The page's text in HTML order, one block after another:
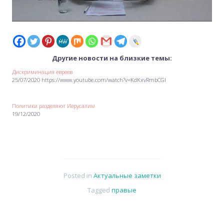
Другие новости на близкие темы:
Дискриминация евреев
25/07/2020 https://www.youtube.com/watch?v=KdKxvRmbCGI
Политики разделяют Иерусалим
19/12/2020
Posted in Актуальные заметки
Tagged правые